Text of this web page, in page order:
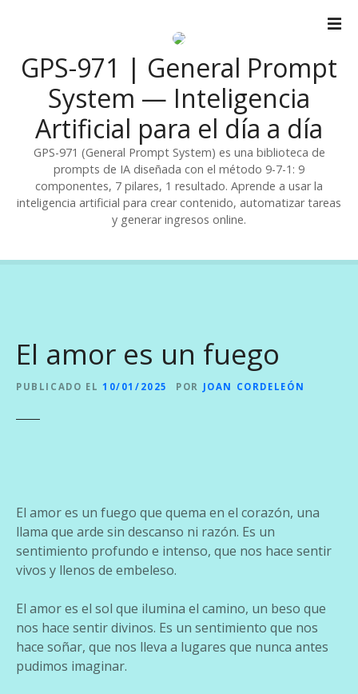
n
GPS-971 | General Prompt
System — Inteligencia
Artificial para el día a día
GPS-971 (General Prompt System) es una biblioteca de
prompts de IA diseñada con el método 9-7-1: 9
componentes, 7 pilares, 1 resultado. Aprende a usar la
inteligencia artificial para crear contenido, automatizar tareas
y generar ingresos online.
El amor es un fuego
PUBLICADO EL 10/01/2025 POR JOAN CORDELEÓN
El amor es un fuego que quema en el corazón, una
llama que arde sin descanso ni razón. Es un
sentimiento profundo e intenso, que nos hace sentir
vivos y llenos de embeleso.
El amor es el sol que ilumina el camino, un beso que
nos hace sentir divinos. Es un sentimiento que nos
hace soñar, que nos lleva a lugares que nunca antes
pudimos imaginar.